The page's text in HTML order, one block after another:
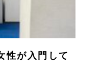
性が入門して